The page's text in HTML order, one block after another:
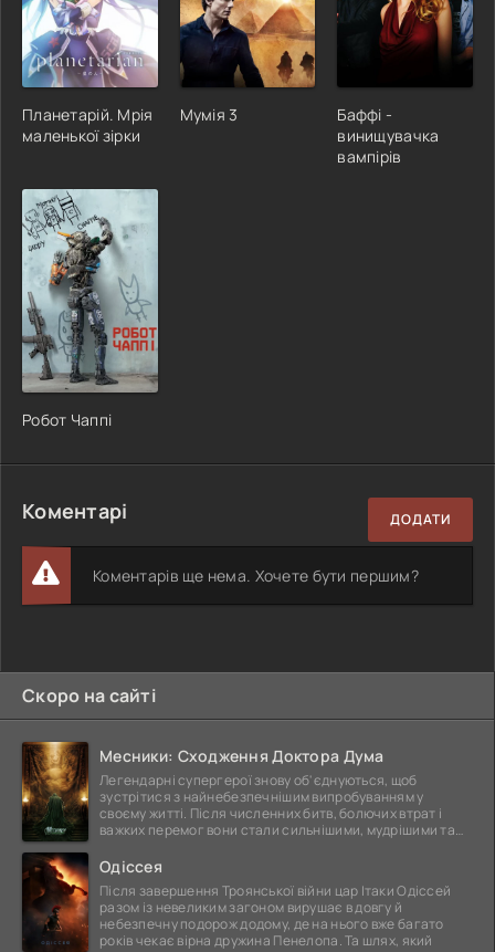
Планетарій. Мрія
маленької зірки
Мумія 3
Баффі -
винищувачка
вампірів
Робот Чаппі
Коментарі ДОДАТИ
Коментарів ще нема. Хочете бути першим?
Скоро на сайті
Месники: Сходження Доктора Дума
Легендарні супергерої знову об'єднуються, щоб
зустрітися з найнебезпечнішим випробуванням у
своєму житті. Після численних битв, болючих втрат і
важких перемог вони стали сильнішими, мудрішими та
Одіссея
Після завершення Троянської війни цар Ітаки Одіссей
разом із невеликим загоном вирушає в довгу й
небезпечну подорож додому, де на нього вже багато
років чекає вірна дружина Пенелопа. Та шлях, який